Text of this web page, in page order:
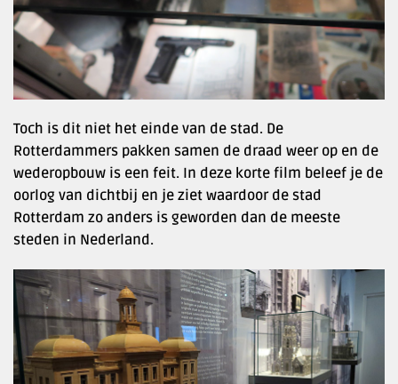
Toch is dit niet het einde van de stad. De
Rotterdammers pakken samen de draad weer op en de
wederopbouw is een feit. In deze korte film beleef je de
oorlog van dichtbij en je ziet waardoor de stad
Rotterdam zo anders is geworden dan de meeste
steden in Nederland.